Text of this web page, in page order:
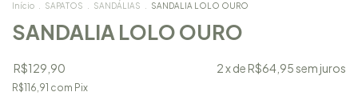
Início SAPATOS SANDÁLIAS SANDALIA LOLO OURO
SANDALIA LOLO OURO
R$129,90 2x de R$64,95sem juros
R$116,91 com Pix